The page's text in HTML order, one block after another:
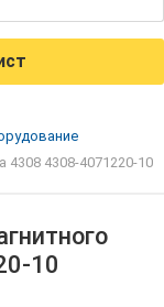
4308-4071220-10
10